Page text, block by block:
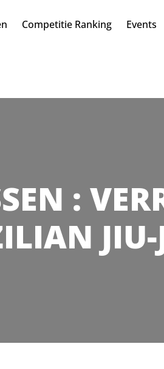
Competitie Ranking Events
:
JIU-